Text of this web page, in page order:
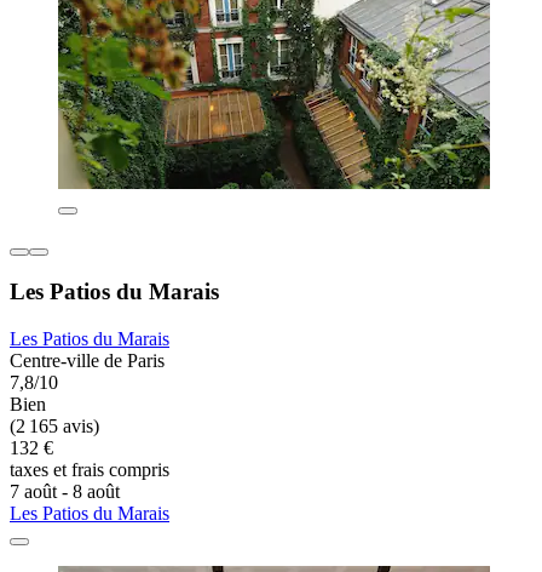
Les Patios du Marais
Les Patios du Marais
Centre-ville de Paris
7,8/10
Bien
(2 165 avis)
132 €
taxes et frais compris
7 août - 8 août
Les Patios du Marais